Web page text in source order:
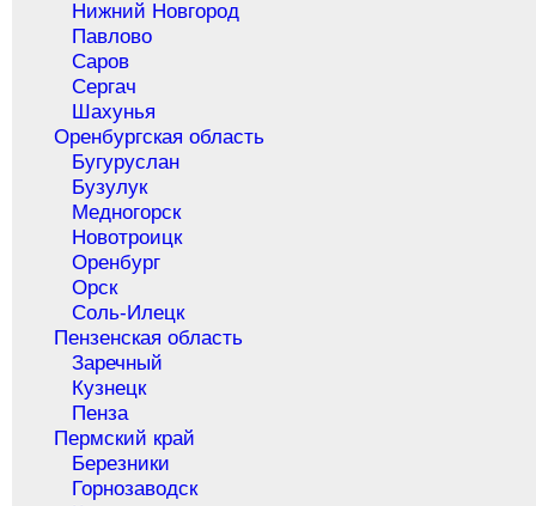
Нижний Новгород
Павлово
Саров
Сергач
Шахунья
Оренбургская область
Бугуруслан
Бузулук
Медногорск
Новотроицк
Оренбург
Орск
Соль-Илецк
Пензенская область
Заречный
Кузнецк
Пенза
Пермский край
Березники
Горнозаводск